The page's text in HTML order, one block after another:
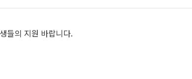
들의 지원 바랍니다.